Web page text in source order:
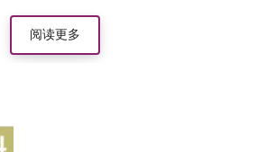
科
阅读更多